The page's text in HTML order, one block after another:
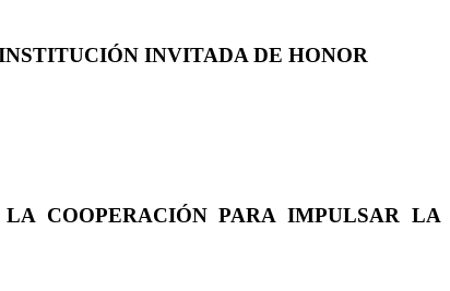
INVITADA DE HONOR
COOPERACIÓN PARA IMPULSAR LA